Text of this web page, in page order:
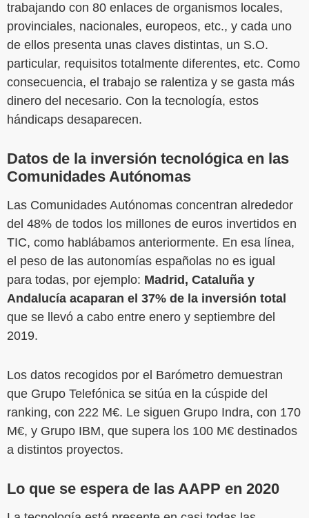
trabajando con 80 enlaces de organismos locales,
provinciales, nacionales, europeos, etc., y cada uno
de ellos presenta unas claves distintas, un S.O.
particular, requisitos totalmente diferentes, etc. Como
consecuencia, el trabajo se ralentiza y se gasta más
dinero del necesario. Con la tecnología, estos
hándicaps desaparecen.
Datos de la inversión tecnológica en las
Comunidades Autónomas
Las Comunidades Autónomas concentran alrededor
del 48% de todos los millones de euros invertidos en
TIC, como hablábamos anteriormente. En esa línea,
el peso de las autonomías españolas no es igual
para todas, por ejemplo: Madrid, Cataluña y
Andalucía acaparan el 37% de la inversión total
que se llevó a cabo entre enero y septiembre del
2019.
Los datos recogidos por el Barómetro demuestran
que Grupo Telefónica se sitúa en la cúspide del
ranking, con 222 M€. Le siguen Grupo Indra, con 170
M€, y Grupo IBM, que supera los 100 M€ destinados
a distintos proyectos.
Lo que se espera de las AAPP en 2020